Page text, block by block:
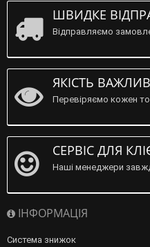
ШВИДКЕ
Відправляємо
ЯКІСТЬ
Перевіряємо кожен
СЕРВІС ДЛЯ
Наші менеджери
ІНФОРМАЦІЯ
Система знижок